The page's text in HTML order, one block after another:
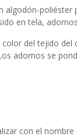
algodón-poliéster
en tela,
color del tejido
adornos se
con el nombre